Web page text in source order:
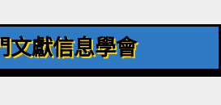
文獻信息學會